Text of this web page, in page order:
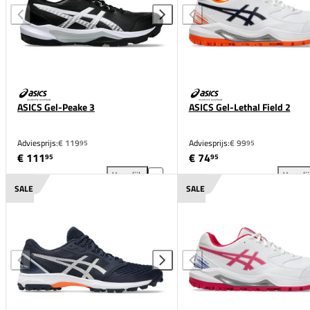
ASICS Gel-Peake 3
Adviesprijs:€ 11995
€ 11195
Vergelijk
ASICS Gel-Peake 3 toevoegen aan vergelijking
ASICS Gel-Lethal Field 2
Adviesprijs:€ 9995
€ 7495
SALE SALE